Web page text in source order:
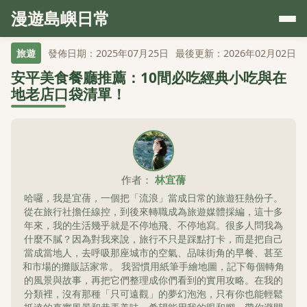
漫遊島嶼日常
旅遊 發佈日期：2025年07月25日 最後更新：2026年02月02日
安平美食餐廳推薦：10間必吃經典小吃與在
地老店口袋清單！
作者： 林宜蒨
哈囉，我是宜蒨，一個把「流浪」當成日常的旅遊狂熱份子。
從在旅行社擔任線控，到後來轉職成為旅遊媒體採編，這十多
年來，我的生活幾乎就是不停地飛、不停地寫。很多人問我為
什麼不膩？因為對我來說，旅行不只是踩點打卡，而是把自己
當成當地人，去呼吸那座城市的空氣、品味街角的早餐、甚至
和市場的攤販話家常。 我習慣用紙筆手繪地圖，記下每個轉角
的風景與故事，再把它們整理成你們看到的實用攻略。在我的
分類裡，沒有那種「只可遠觀」的夢幻泡泡，只有你也能輕鬆